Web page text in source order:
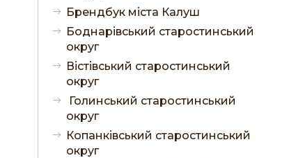
Брендбук міста Калуш
Боднарівський старостинський
округ
Вістівський старостинський
округ
Голинський старостинський
округ
Копанківський старостинський
округ